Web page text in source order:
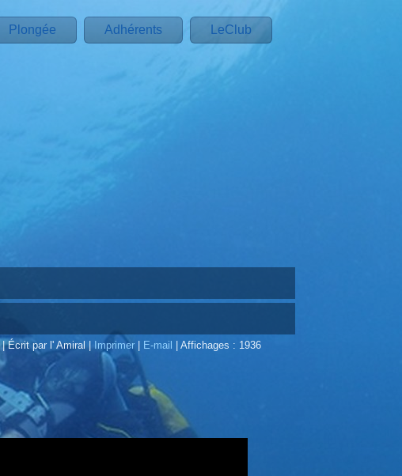
Plongée Adhérents LeClub
|Écrit par l' Amiral Imprimer E-mail |Affichages : 1936